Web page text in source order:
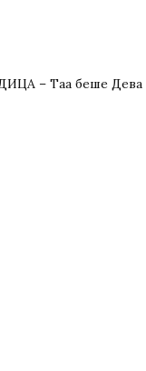
– Таа беше Дева